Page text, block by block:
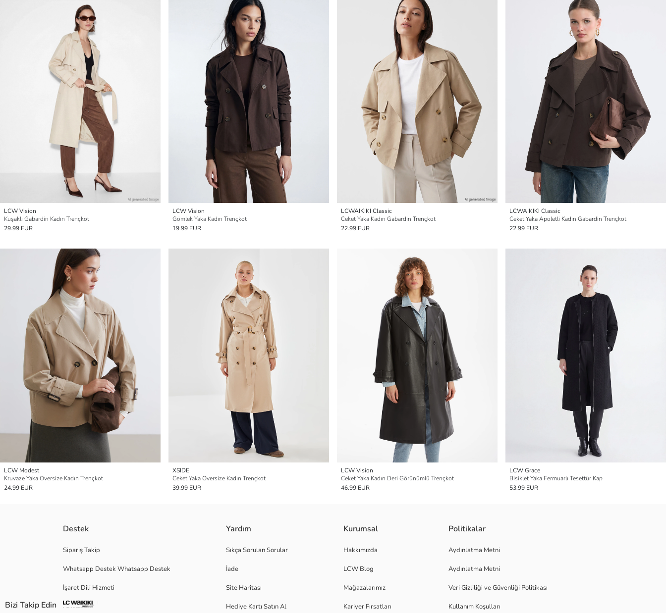
LCW Vision
Kuşaklı Gabardin Kadın Trençkot
29.99 EUR
LCW Vision
Gömlek Yaka Kadın Trençkot
19.99 EUR
LCWAIKIKI Classic
Ceket Yaka Kadın Gabardin Trençkot
22.99 EUR
LCWAIKIKI Classic
Ceket Yaka Apoletli Kadın Gabardin Trençkot
22.99 EUR
LCW Modest
Kruvaze Yaka Oversize Kadın Trençkot
24.99 EUR
XSIDE
Ceket Yaka Oversize Kadın Trençkot
39.99 EUR
LCW Vision
Ceket Yaka Kadın Deri Görünümlü Trençkot
46.99 EUR
LCW Grace
Bisiklet Yaka Fermuarlı Tesettür Kap
53.99 EUR
Destek
Sipariş Takip
Whatsapp Destek Whatsapp Destek
İşaret Dili Hizmeti
Yardım
Sıkça Sorulan Sorular
İade
Site Haritası
Hediye Kartı Satın Al
Kurumsal
Hakkımızda
LCW Blog
Mağazalarımız
Kariyer Fırsatları
Politikalar
Aydınlatma Metni
Aydınlatma Metni
Veri Gizliliği ve Güvenliği Politikası
Kullanım Koşulları
Bizi Takip Edin